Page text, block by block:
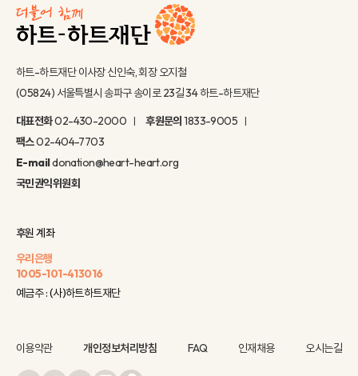
하트-하트재단 이사장 신인숙, 회장 오지철
(05824) 서울특별시 송파구 송이로 23길 34 하트-하트재단
대표전화02-430-2000 후원문의1833-9005
팩스02-404-7703
E-maildonation@heart-heart.org
국민권익위원회
후원 계좌
우리은행
1005-101-413016
예금주 : (사)하트하트재단
이용약관 개인정보처리방침 FAQ 인재채용 오시는길